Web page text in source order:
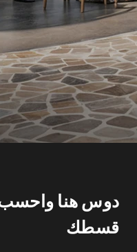
دوس هنا
قسطك